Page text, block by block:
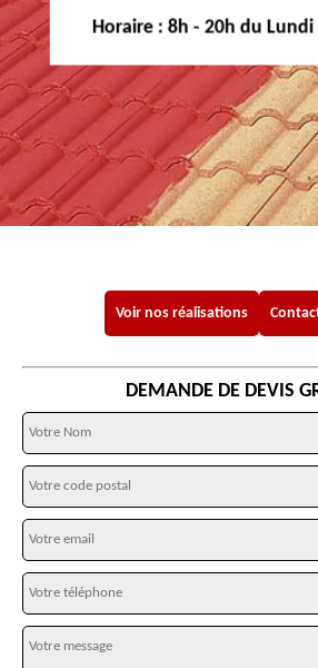
Horaire : 8h - 20h du Lundi
Voir nos réalisations
DEMANDE DE DEVIS